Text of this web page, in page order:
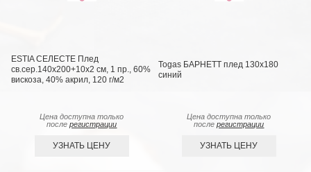
ESTIA СЕЛЕСТЕ Плед
св.сер.140х200+10х2 см, 1 пр., 60%
вискоза, 40% акрил, 120 г/м2
Цена доступна только
послерегистрации
УЗНАТЬ ЦЕНУ
Togas БАРНЕТТ плед 130х180
синий
Цена доступна только
послерегистрации
УЗНАТЬ ЦЕНУ